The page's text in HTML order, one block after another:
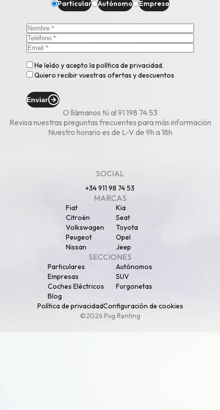
Particular Autónomo Empresa
He leído y acepto lapolítica de privacidad.
Quiero recibir vuestras ofertas y descuentos
Enviar
O llámanos tú al 91 198 74 53
Revisa nuestras preguntas frecuentes para más información
Nuestro horario es de L-V de 9h a 18h
SOCIAL
+34 911 98 74 53
MARCAS
Fiat
Kia
Citroën
Seat
Volkswagen
Toyota
Peugeot
Opel
Nissan
Jeep
SECCIONES
Particulares
Autónomos
Empresas
SUV
Coches Eléctricos
Furgonetas
Blog
Política de privacidadConfiguración de cookies
©2026 Pug Renting